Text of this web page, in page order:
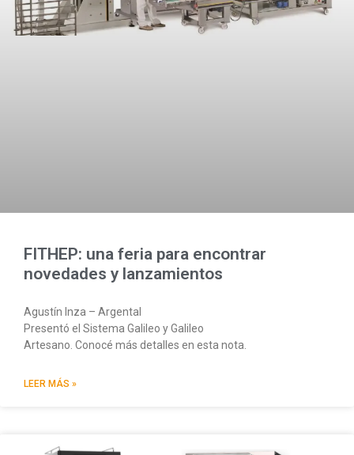
FITHEP: una feria para encontrar
novedades y lanzamientos
Agustín Inza – Argental
Presentó el Sistema Galileo y Galileo
Artesano. Conocé más detalles en esta nota.
LEER MÁS »